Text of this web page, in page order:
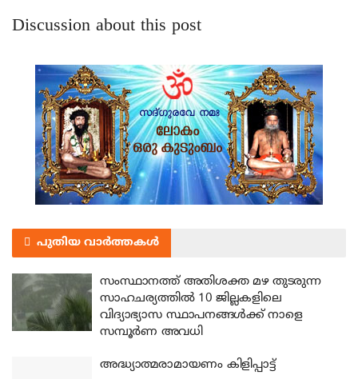
Discussion about this post
പുതിയ വാർത്തകൾ
സംസ്ഥാനത്ത് അതിശക്ത മഴ തുടരുന്ന
സാഹചര്യത്തിൽ 10 ജില്ലകളിലെ
വിദ്യാഭ്യാസ സ്ഥാപനങ്ങൾക്ക് നാളെ
സമ്പൂർണ അവധി
അദ്ധ്യാത്മരാമായണം കിളിപ്പാട്ട്